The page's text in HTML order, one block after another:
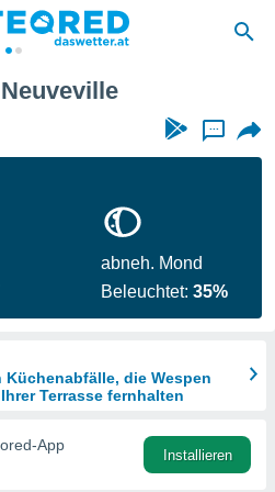
...
abneh. Mond
Beleuchtet:35%
die Wespen
Terrasse fernhalten
App
Installieren